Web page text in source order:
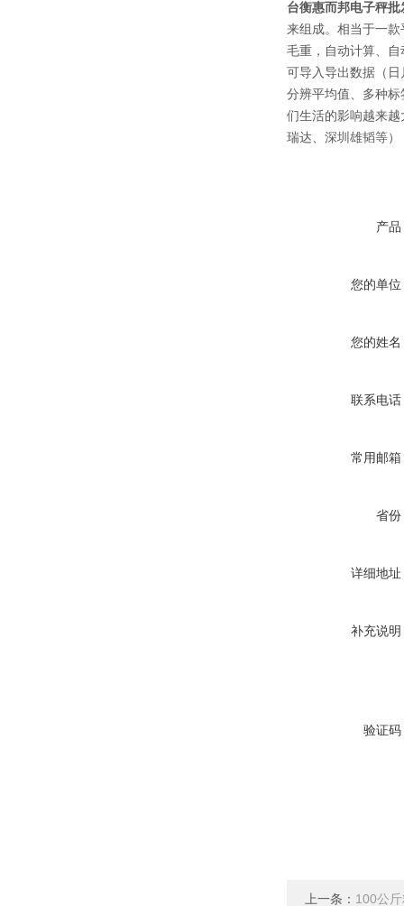
台衡惠而邦电子秤批
来组成。相当于一
毛重，自动计算、
可导入导出数据（
分辨平均值、多种
们生活的影响越来
瑞达、深圳雄韬等
产品
您的单位
您的姓名
联系电话
常用邮箱
省份
详细地址
补充说明
验证码
上一条： 100公